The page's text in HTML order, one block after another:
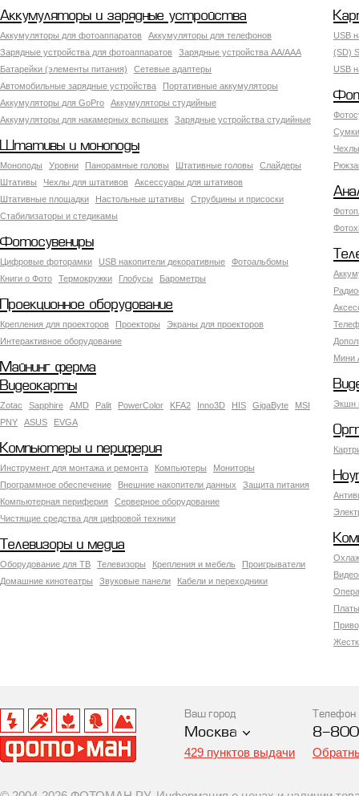
Аккумуляторы и зарядные устройства
Аккумуляторы для фотоаппаратов
Аккумуляторы для телефонов
Зарядные устройства для фотоаппаратов
Зарядные устройства AA/AAA
Батарейки (элементы питания)
Сетевые адаптеры
Автомобильные зарядные устройства
Портативные аккумуляторы
Аккумуляторы для GoPro
Аккумуляторы студийные
Аккумуляторы для накамерных вспышек
Зарядные устройства студийные
USB
(SD)
USB
Штативы и моноподы
Моноподы Уровни Панорамные головы Штативные головы
Слайдеры
Штативы
Чехлы для штативов
Аксессуары для штативов
Штативные площадки
Настольные штативы
Струбцины и присоски
Стабилизаторы и стедикамы
Фотосувениры
Цифровые фоторамки USB накопители декоративные
Фотоальбомы
Книги о Фото
Термокружки Глобусы Барометры
Мини
Проекционное оборудование
Крепления для проекторов Проекторы
Экраны для проекторов
Интерактивное оборудование
Майнинг ферма
Экшн
Видеокарты
Zotac Sapphire AMD Palit PowerColor KFA2 Inno3D HIS GigaByte
MSI
PNY
ASUS EVGA
Компьютеры и периферия
Инструмент для монтажа и ремонта Компьютеры
Мониторы
Программное обеспечение
Внешние накопители данных
Защита питания
Компьютерная периферия
Серверное оборудование
Чистящие средства для цифровой техники
Телевизоры и медиа
Оборудование для ТВ Телевизоры Крепления и мебель
Проигрыватели
Домашние кинотеатры
Звуковые панели Кабели и переходники
Ваш город
Москва
429 пунктов выдачи
Телефон
8-